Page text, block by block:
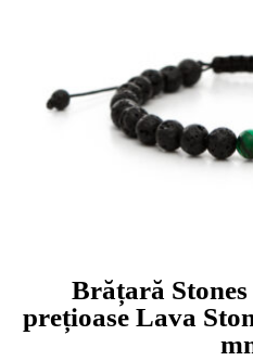
Brățară
prețioase Lava